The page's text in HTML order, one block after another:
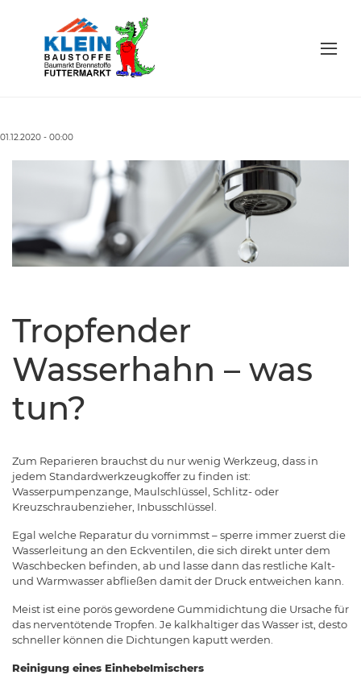
01.12.2020 - 00:00
Tropfender
Wasserhahn – was
tun?
Zum Reparieren brauchst du nur wenig Werkzeug, dass in
jedem Standardwerkzeugkoffer zu finden ist:
Wasserpumpenzange, Maulschlüssel, Schlitz- oder
Kreuzschraubenzieher, Inbusschlüssel.
Egal welche Reparatur du vornimmst – sperre immer zuerst die
Wasserleitung an den Eckventilen, die sich direkt unter dem
Waschbecken befinden, ab und lasse dann das restliche Kalt-
und Warmwasser abfließen damit der Druck entweichen kann.
Meist ist eine porös gewordene Gummidichtung die Ursache für
das nerventötende Tropfen. Je kalkhaltiger das Wasser ist, desto
schneller können die Dichtungen kaputt werden.
Reinigung eines Einhebelmischers